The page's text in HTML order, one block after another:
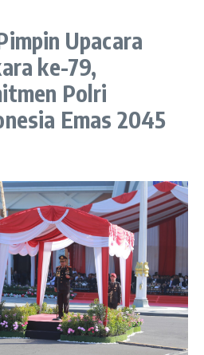
Upacara
ke-79,
Polri
Emas 2045